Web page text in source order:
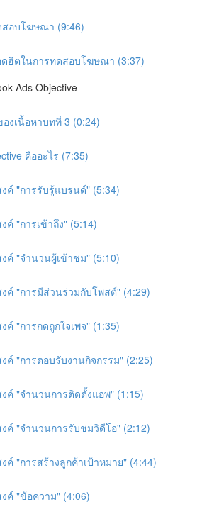
อบโฆษณา (9:46)
ดฮิตในการทดสอบโฆษณา (3:37)
Ads Objective
งเนื้อหาบทที่ 3 (0:24)
คืออะไร (7:35)
ค์ "การรับรู้แบรนด์" (5:34)
ค์ "การเข้าถึง" (5:14)
ค์ "จำนวนผู้เข้าชม" (5:10)
ค์ "การมีส่วนร่วมกับโพสต์" (4:29)
ค์ "การกดถูกใจเพจ" (1:35)
ค์ "การตอบรับงานกิจกรรม" (2:25)
ค์ "จำนวนการติดตั้งแอพ" (1:15)
ค์ "จำนวนการรับชมวิดีโอ" (2:12)
ค์ "การสร้างลูกค้าเป้าหมาย" (4:44)
ค์ "ข้อความ" (4:06)